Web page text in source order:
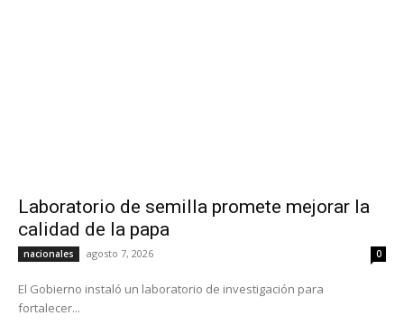
Laboratorio de semilla promete mejorar la
calidad de la papa
nacionales agosto 7, 2026 0
El Gobierno instaló un laboratorio de investigación para
fortalecer...